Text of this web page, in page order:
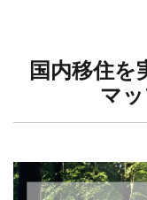
国内移住を
マ